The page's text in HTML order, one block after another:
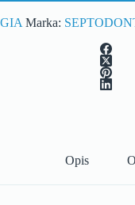
Marka:
Opis